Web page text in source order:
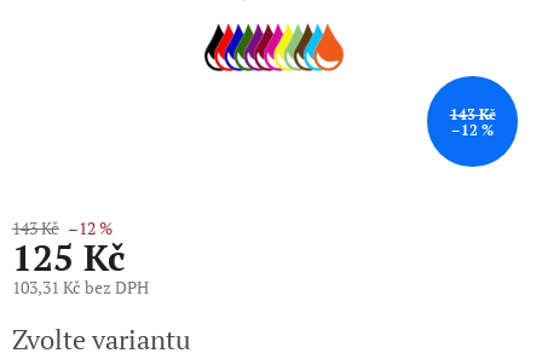
143 Kč
–12 %
143 Kč –12 %
125 Kč
103,31 Kč bez DPH
cena:
Zvolte variantu